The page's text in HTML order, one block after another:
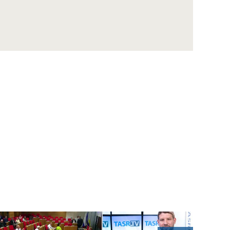
VALLO: Policajná stanica na Obchodnej ulici